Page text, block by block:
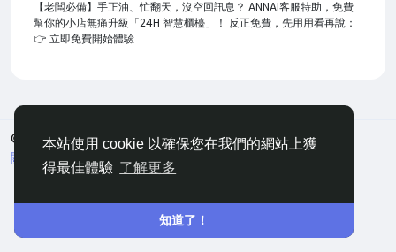
本站使用 cookie 以確保您在我們的網站上獲
得最佳體驗 了解更多
知道了！
【老闆必備】手正油、忙翻天，沒空回訊息？ ANNAI客服特助，免費
幫你的小店無痛升級「24H 智慧櫃檯」！ 反正免費，先用用看再說：
👉 立即免費開始體驗
© 2026 嘀咕
中文
關於
條款 隱私 聯絡 網站地圖